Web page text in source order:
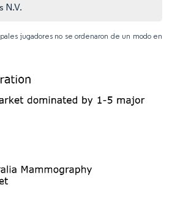
N.V.
jugadores no se ordenaron de un modo en